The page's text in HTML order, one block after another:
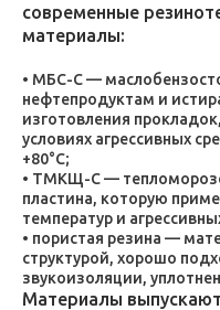
современные
материалы:
МБС-С —
нефтепродуктам и
изготовления
условиях агрессивных
+80°C;
ТМКЩ-С —
пластина, которую
температур и
пористая резина —
структурой, хорошо
звукоизоляции,
Материалы